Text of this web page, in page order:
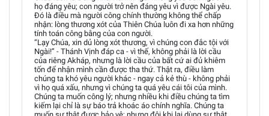
họ đáng yêu; con người trở nên đáng yêu vì được Ngài yêu.
Đó là điều mà người công chính thường không thể chấp
nhận: lòng thương xót của Thiên Chúa luôn đi xa hơn những
tính toán công bằng của con người.
“Lạy Chúa, xin dủ lòng xót thương, vì chúng con đắc tội với
Ngài!” - Thánh Vịnh đáp ca - vì thế, không phải là lời cầu
của riêng Akháp, nhưng là lời cầu của bất cứ ai đủ khiêm
tốn để nhận mình cần được tha thứ. Thật ra, điều làm
chúng ta khó yêu người khác - ngay cả kẻ thù - không phải
vì họ quá xấu, nhưng vì chúng ta quá yêu cái tôi của mình.
Chúng ta muốn công lý; nhưng nhiều khi điều chúng ta tìm
kiếm lại chỉ là sự báo trả khoác áo chính nghĩa. Chúng ta